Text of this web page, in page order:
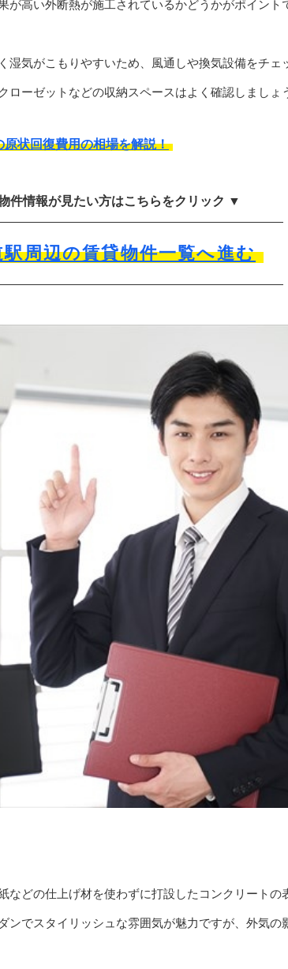
高い外断熱が施工されているかどうかがポイント
気がこもりやすいため、風通しや換気設備をチェ
ーゼットなどの収納スペースはよく確認しましょ
状回復費用の相場を解説！
件情報が見たい方はこちらをクリック ▼
駅周辺の賃貸物件一覧へ進む
などの仕上げ材を使わずに打設したコンクリートの
ンでスタイリッシュな雰囲気が魅力ですが、外気